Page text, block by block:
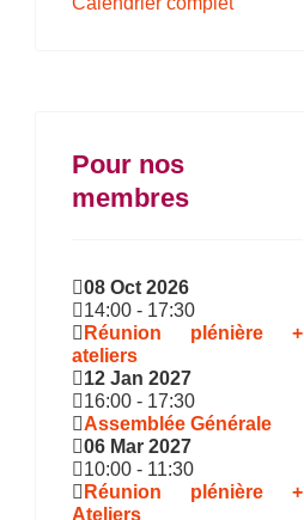
Pour nos
membres
08 Oct 2026
14:00 - 17:30
Réunion plénière +
ateliers
12 Jan 2027
16:00 - 17:30
Assemblée Générale
06 Mar 2027
10:00 - 11:30
Réunion plénière +
Ateliers